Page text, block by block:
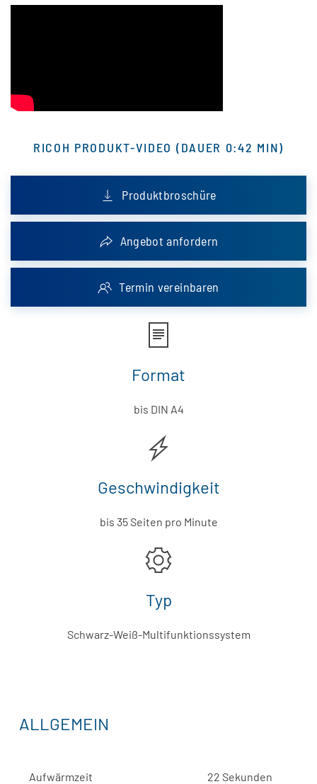
RICOH PRODUKT-VIDEO (DAUER 0:42 MIN)
Produktbroschüre
Angebot anfordern
Termin vereinbaren
Format
bis DIN A4
Geschwindigkeit
bis 35 Seiten pro Minute
Typ
Schwarz-Weiß-Multifunktionssystem
ALLGEMEIN
Aufwärmzeit 22 Sekunden